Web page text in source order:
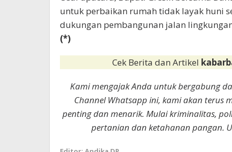
untuk perbaikan rumah tidak layak huni
dukungan pembangunan jalan
(*)
Cek Berita dan Artikel
Kami mengajak Anda untuk bergabung
Channel Whatsapp ini, kami akan terus
penting dan menarik. Mulai kriminalitas,
pertanian dan ketahanan pangan.